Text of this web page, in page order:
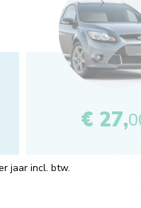
€ 27,
jaar incl. btw.